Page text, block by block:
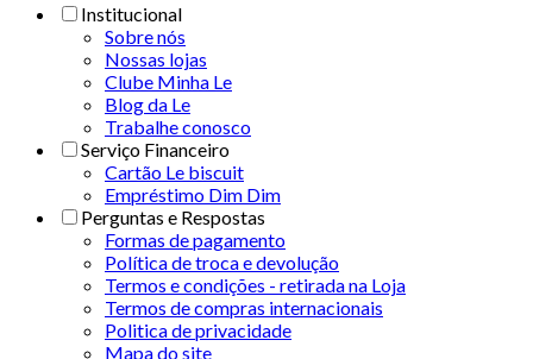
Institucional
Sobre nós
Nossas lojas
Clube Minha Le
Blog da Le
Trabalhe conosco
Serviço Financeiro
Cartão Le biscuit
Empréstimo Dim Dim
Perguntas e Respostas
Formas de pagamento
Política de troca e devolução
Termos e condições - retirada na Loja
Termos de compras internacionais
Politica de privacidade
Mapa do site